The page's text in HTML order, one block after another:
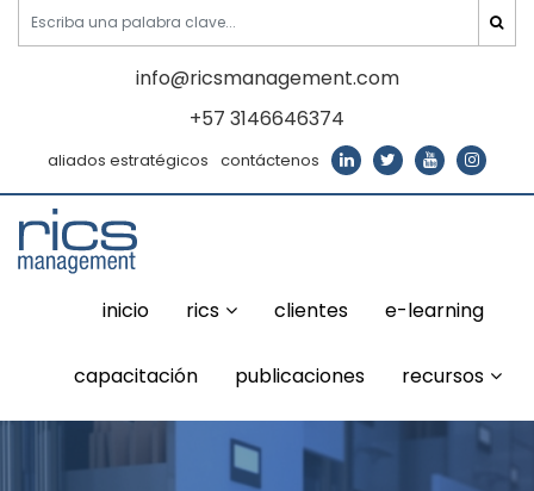
info@ricsmanagement.com
+57 3146646374
aliados estratégicos contáctenos
inicio rics clientes e-learning
capacitación publicaciones recursos